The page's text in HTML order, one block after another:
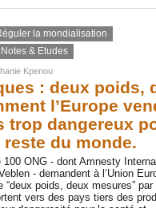
la mondialisation
Notes & Etudes
Kpenou
: deux poids,
l’Europe
trop dangereux
du monde.
ONG - dont Amnesty
- demandent à l’Union
poids, deux mesures” par
vers des pays tiers des